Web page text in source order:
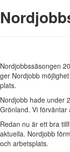
Nordjobbssäsongen
ger Nordjobb
plats.
Nordjobb hade under
Grönland. Vi
Redan nu är ett bra
aktuella. Nordjobb
och arbetsplats.